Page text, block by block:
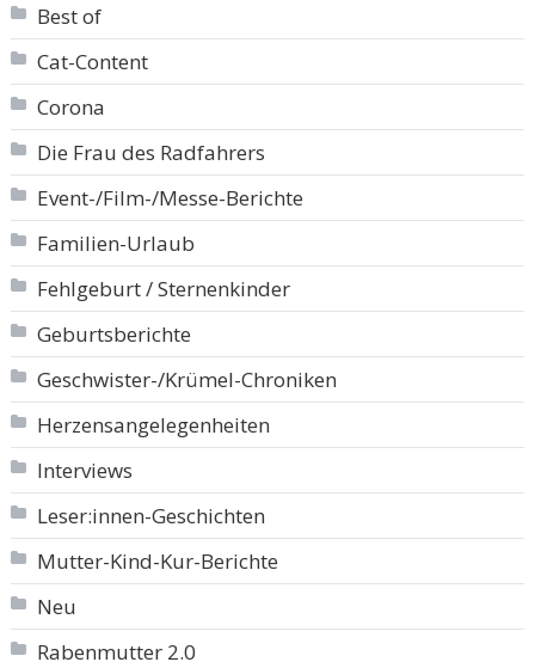
Best of
Cat-Content
Corona
Die Frau des Radfahrers
Event-/Film-/Messe-Berichte
Familien-Urlaub
Fehlgeburt / Sternenkinder
Geburtsberichte
Geschwister-/Krümel-Chroniken
Herzensangelegenheiten
Interviews
Leser:innen-Geschichten
Mutter-Kind-Kur-Berichte
Neu
Rabenmutter 2.0